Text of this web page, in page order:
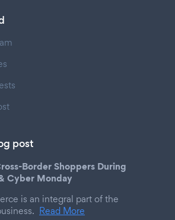
post
Border Shoppers During
Cyber Monday
is an integral part of the
Read More